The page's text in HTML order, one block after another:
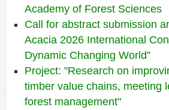
Academy of Forest Sciences
Call for abstract submission
Acacia 2026 International
Dynamic Changing World”
Project: "Research on
timber value chains, meeting
forest management"